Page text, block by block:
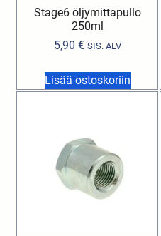
Stage6 öljymittapullo
250ml
5,90 € SIS. ALV
Lisää ostoskoriin